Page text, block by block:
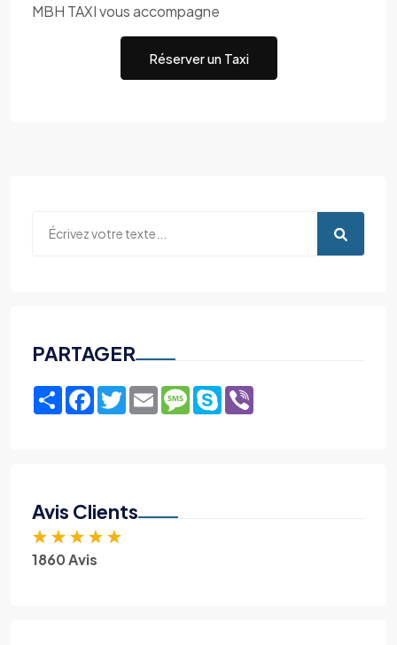
MBH TAXI vous accompagne
Réserver un Taxi
PARTAGER
ShareFacebook
TwitterEmailMessage
Skype
Avis Clients
★ ★ ★ ★ ★
1860 Avis